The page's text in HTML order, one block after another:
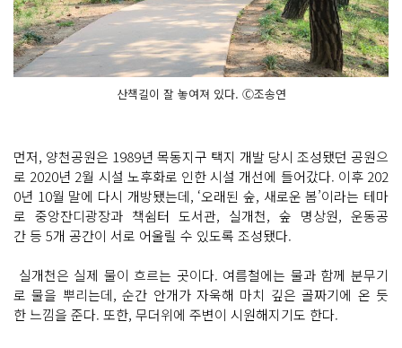
산책길이 잘 놓여져 있다. Ⓒ조송연
먼저, 양천공원은 1989년 목동지구 택지 개발 당시 조성됐던 공원으
로 2020년 2월 시설 노후화로 인한 시설 개선에 들어갔다. 이후 202
0년 10월 말에 다시 개방됐는데, ‘오래된 숲, 새로운 봄’이라는 테마
로 중앙잔디광장과 책쉼터 도서관, 실개천, 숲 명상원, 운동공
간 등 5개 공간이 서로 어울릴 수 있도록 조성됐다.
실개천은 실제 물이 흐르는 곳이다. 여름철에는 물과 함께 분무기
로 물을 뿌리는데, 순간 안개가 자욱해 마치 깊은 골짜기에 온 듯
한 느낌을 준다. 또한, 무더위에 주변이 시원해지기도 한다.